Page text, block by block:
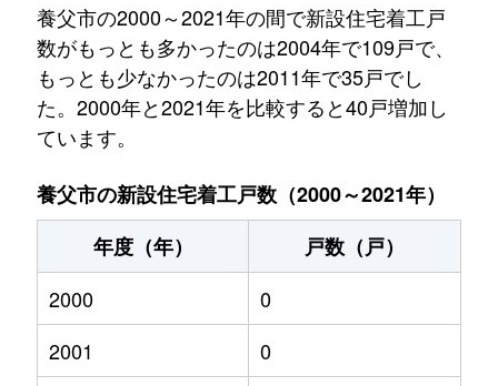
養父市の2000～2021年の間で新設住宅着工戸
数がもっとも多かったのは2004年で109戸で、
もっとも少なかったのは2011年で35戸でし
た。2000年と2021年を比較すると40戸増加し
ています。
養父市の新設住宅着工戸数（2000～2021年）
年度（年）
戸数（戸）
2000
0
2001
0